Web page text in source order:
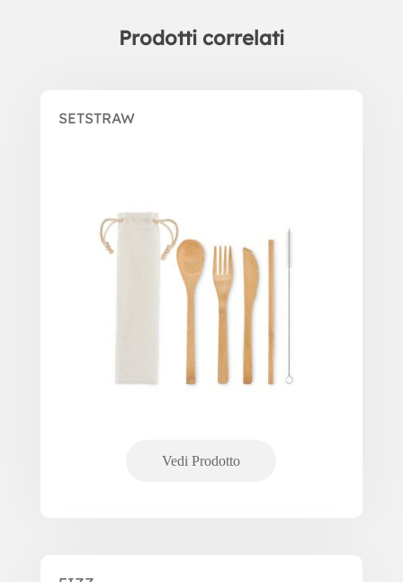
Prodotti correlati
SETSTRAW